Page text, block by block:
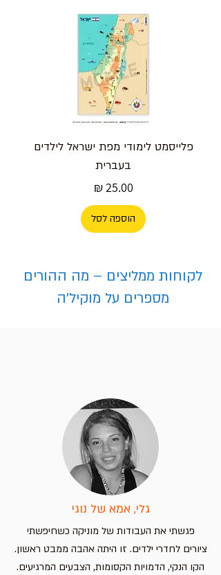
פלייסמט לימודי מפת ישראל לילדים
בעברית
מחיר
הוספה לסל
לימוד מהנה לילדים
מחיר
הוספה לסל
בירה
מחיר
הוספה לסל
מחיר‏25.00 ‏₪
הוספה לסל
חווית למידה מהנה לילדים!
מחיר
הוספה לסל
לקוחות ממליצים – מה ההורים
מספרים על מוקיל'ה
גלי, אמא של נוגי
פגשתי את העבודות של מוניקה כשחיפשתי
ציורים לחדרי ילדים. זו היתה אהבה ממבט ראשון.
הקו הנקי, הדמויות הקסומות, הצבעים המרגיעים.